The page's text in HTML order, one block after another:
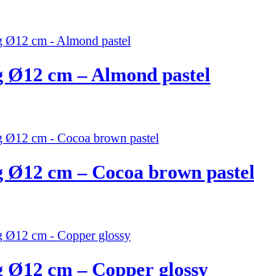
cm – Almond pastel
cm – Cocoa brown pastel
cm – Copper glossy